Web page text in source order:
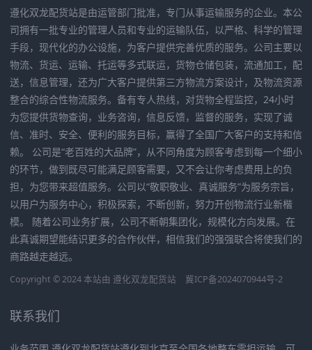
遵化双龙配货站是由运管部门批准，专门从事运输服务的企业。本公
司拥有一批专业的管理人员和专业的运输队伍，以严格、科学的管理
手段，现代化的办公设施，为客户提供完善优质的服务。公司主要以
物流、货运、运输、托运等多式联运，货物仓储包装，流通加工，配
送，信息管理，还为广大客户提供第三方物流方案设计，及物流资源
整合的综合性物流服务。备有专人热线，对货物全程监控，24小时
为您提供货物查询，业务咨询，信息反馈，监督的服务，实现了诚
信、准时、安全、便利的服务目标，赢得了全国广大客户的支持和信
赖。 公司是“老百姓的大品牌”，从不同角度为顾客考虑到每一个细小
的环节，做到既尽可能满足顾客需要，又不会让你考虑费用上的负
担，为您带来超值服务。公司以“敬职敬业、真诚服务”为服务宗旨，
以用户为服务中心，积极探索，不断创新，努力开创物流行业新楷
模。 随着公司业务扩展，公司不断朝集团化，规模化方向发展。在
此真诚期望能结识更多的合作伙伴，相信我们的强强联合将使我们的
商路越走越远。
Copyright © 2024 本站由 遵化双龙配货站 冀ICP备2024070944号-2
联系我们